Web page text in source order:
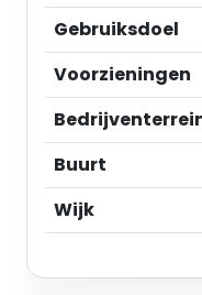
• Opbouw met
gevelbeplating;
• Geïsoleerd
en twee dak
• Unit scheidende
• Kozijnen, ramen,
beglazing;
• Houten trap naar
• Eigen meterkast
• Mantelbuis vanuit
Gebruiksdoel
Voorzieningen
Buurt
Wijk